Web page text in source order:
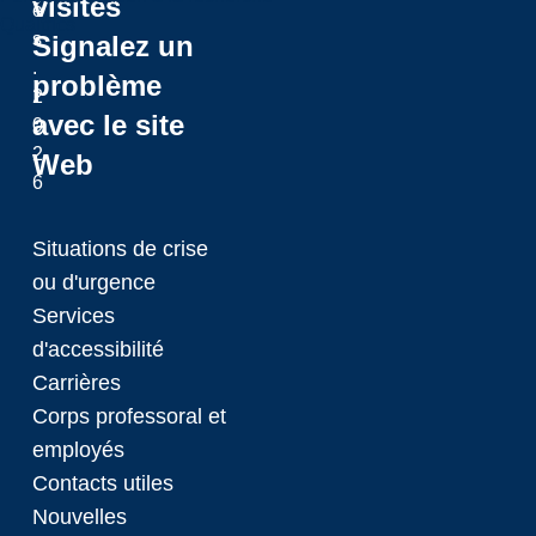
Signalez un
problème
avec le site
Web
Situations de crise
ou d'urgence
Services
d'accessibilité
Carrières
Corps professoral et
employés
Contacts utiles
Nouvelles
é
s
.
2
0
2
6